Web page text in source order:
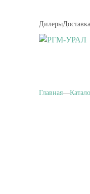
Дилеры
Главная